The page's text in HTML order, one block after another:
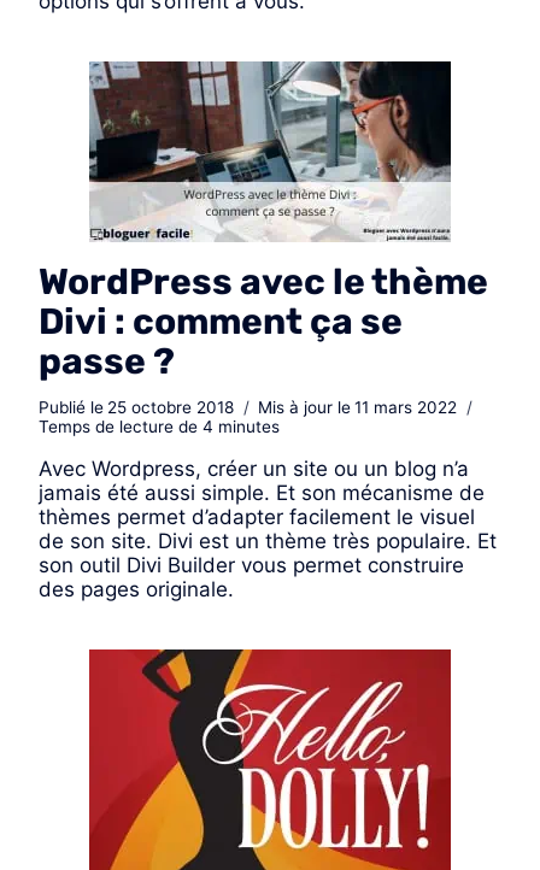
WordPress avec le thème
Divi : comment ça se
passe ?
Publié le 25 octobre 2018 Mis à jour le 11 mars 2022
Temps de lecture de 4 minutes
Avec Wordpress, créer un site ou un blog n’a
jamais été aussi simple. Et son mécanisme de
thèmes permet d’adapter facilement le visuel
de son site. Divi est un thème très populaire. Et
son outil Divi Builder vous permet construire
des pages originale.